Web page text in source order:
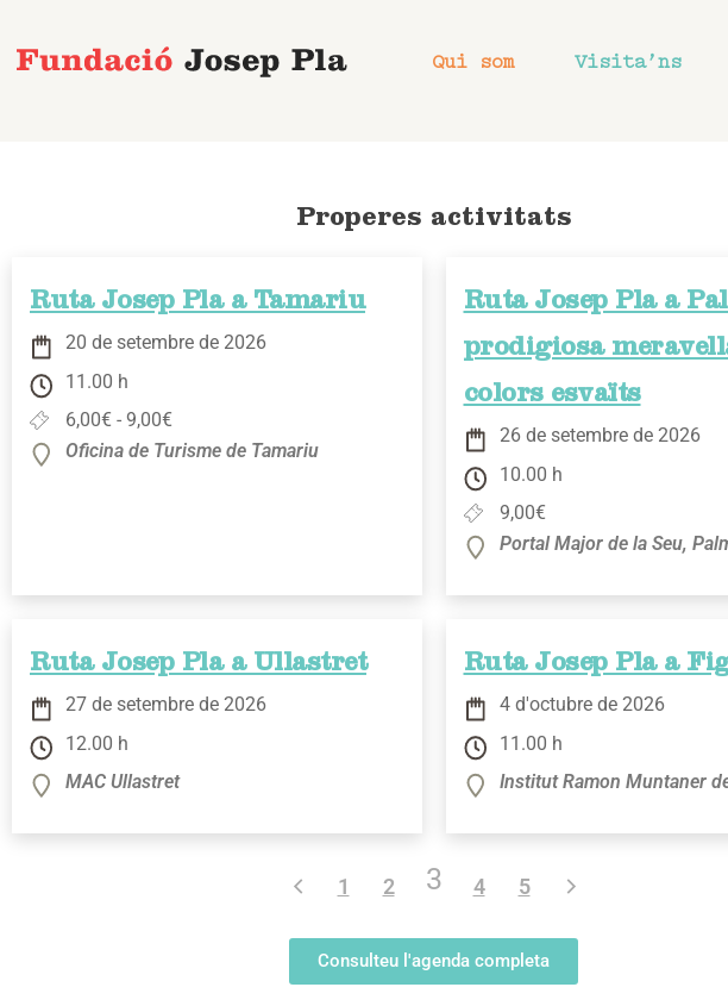
Qui som Visita’ns
Properes activitats
Ruta Josep Pla a Tamariu
20 de setembre de 2026
11.00 h
6,00€ - 9,00€
Oficina de Turisme de Tamariu
Ruta Josep Pla a
prodigiosa
colors esvaïts
26 de setembre de 2026
10.00 h
9,00€
Portal Major de la Seu,
Ruta Josep Pla a Ullastret
27 de setembre de 2026
12.00 h
MAC Ullastret
Ruta Josep Pla a
4 d'octubre de 2026
11.00 h
Institut Ramon Muntaner
1 2 3 4 5
Consulteu l'agenda completa